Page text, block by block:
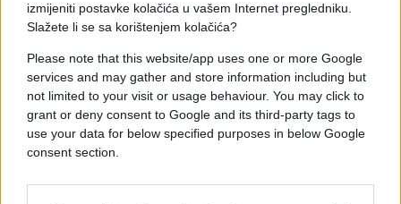
izmijeniti postavke kolačića u vašem Internet pregledniku.
Slažete li se sa korištenjem kolačića?
Please note that this website/app uses one or more Google
services and may gather and store information including but
not limited to your visit or usage behaviour. You may click to
grant or deny consent to Google and its third-party tags to
use your data for below specified purposes in below Google
consent section.
Odluku o povlačenju pripadnika OSRH iz misija u
Iraku i Libanonu Predsjednik Republike donio je
sukladno svojim ustavnim i zakonskim ovlastima, a
Odluka je utemeljena na sigurnosnoj procjeni
stanja na području na kojemu borave hrvatski
vojnici.
Kao i do sada, Predsjednik Republike i ubuduće će